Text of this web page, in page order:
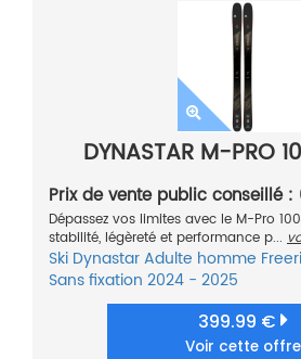
DYNASTAR M-PRO
Prix de vente public conseillé
Dépassez vos limites avec le M-Pro
stabilité, légèreté et performance p...
Ski DynastarAdulte homme
Sans fixation 2024 - 2025
399.99 €
Voir cette offre